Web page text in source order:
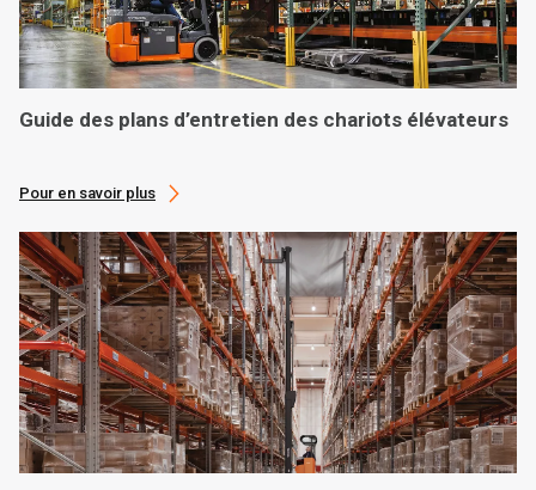
Guide des plans d’entretien des chariots élévateurs
Pour en savoir plus